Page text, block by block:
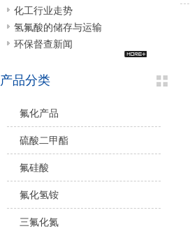
化工行业走势
氢氟酸的储存与运输
环保督查新闻
产品分类
氟化产品
硫酸二甲酯
氟硅酸
氟化氢铵
三氟化氮